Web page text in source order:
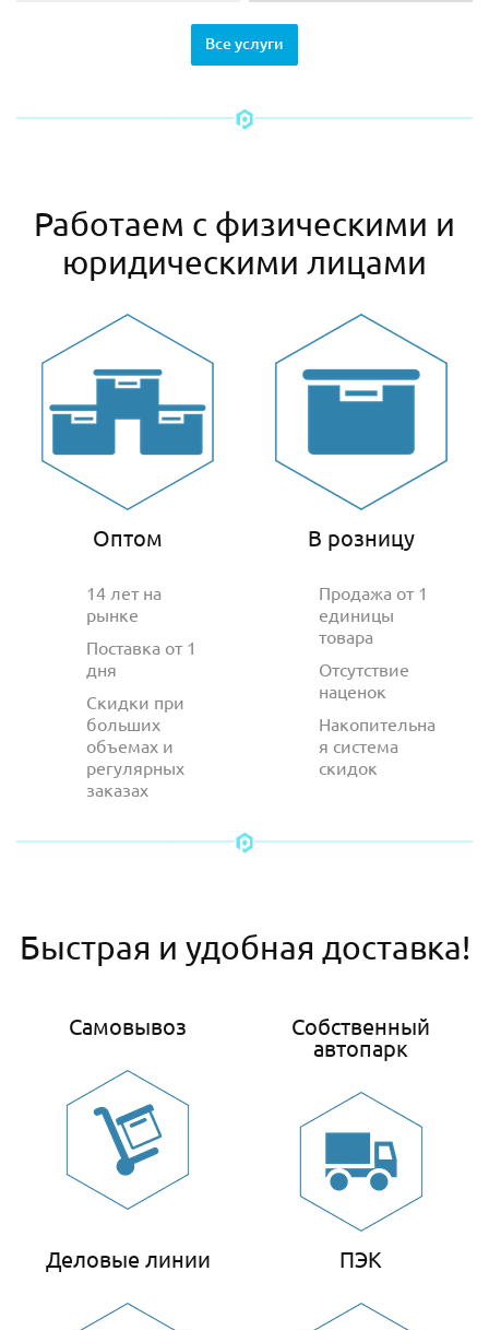
Все услуги
Работаем с физическими и
юридическими лицами
Оптом
14 лет на
рынке
Поставка от 1
дня
Скидки при
больших
объемах и
регулярных
заказах
В розницу
Продажа от 1
единицы
товара
Отсутствие
наценок
Накопительна
я система
скидок
Быстрая и удобная доставка!
Самовывоз
Собственный
автопарк
Деловые линии ПЭК